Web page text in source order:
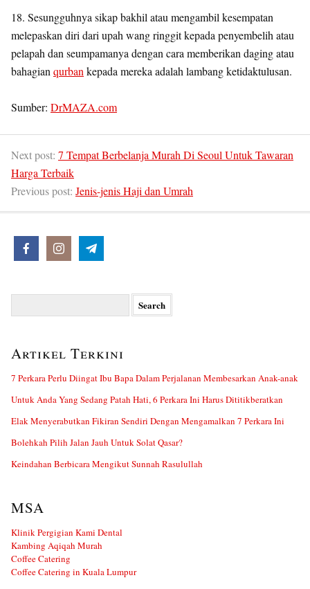
18. Sesungguhnya sikap bakhil atau mengambil kesempatan
melepaskan diri dari upah wang ringgit kepada penyembelih atau
pelapah dan seumpamanya dengan cara memberikan daging atau
bahagian qurban kepada mereka adalah lambang ketidaktulusan.
Sumber: DrMAZA.com
Next post: 7 Tempat Berbelanja Murah Di Seoul Untuk Tawaran
Harga Terbaik
Previous post: Jenis-jenis Haji dan Umrah
Artikel Terkini
7 Perkara Perlu Diingat Ibu Bapa Dalam Perjalanan Membesarkan Anak-anak
Untuk Anda Yang Sedang Patah Hati, 6 Perkara Ini Harus Dititikberatkan
Elak Menyerabutkan Fikiran Sendiri Dengan Mengamalkan 7 Perkara Ini
Bolehkah Pilih Jalan Jauh Untuk Solat Qasar?
Keindahan Berbicara Mengikut Sunnah Rasulullah
MSA
Klinik Pergigian Kami Dental
Kambing Aqiqah Murah
Coffee Catering
Coffee Catering in Kuala Lumpur